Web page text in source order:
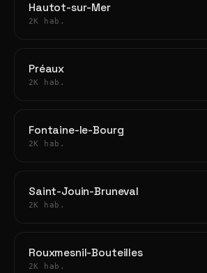
Hautot-sur-Mer
2K hab.
Préaux
2K hab.
Fontaine-le-Bourg
2K hab.
Saint-Jouin-Bruneval
2K hab.
Rouxmesnil-Bouteilles
2K hab.